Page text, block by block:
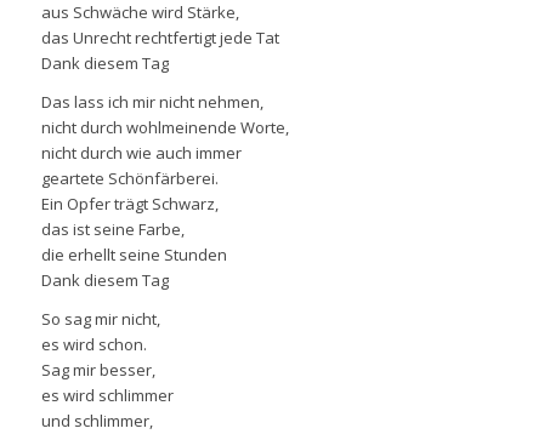
aus Schwäche wird Stärke,
das Unrecht rechtfertigt jede Tat
Dank diesem Tag
Das lass ich mir nicht nehmen,
nicht durch wohlmeinende Worte,
nicht durch wie auch immer
geartete Schönfärberei.
Ein Opfer trägt Schwarz,
das ist seine Farbe,
die erhellt seine Stunden
Dank diesem Tag
So sag mir nicht,
es wird schon.
Sag mir besser,
es wird schlimmer
und schlimmer,